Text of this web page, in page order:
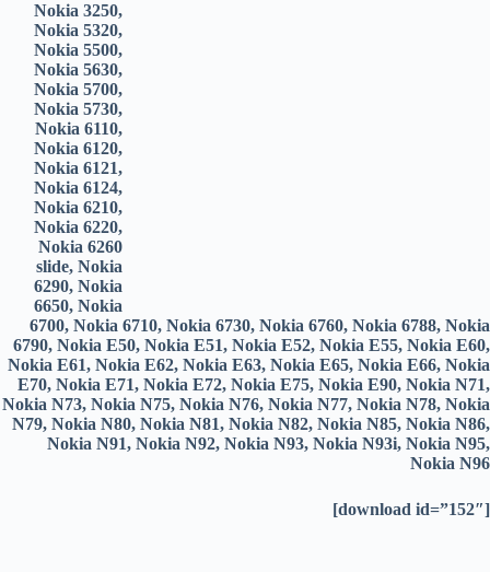
Nokia 3250,
Nokia 5320,
Nokia 5500,
Nokia 5630,
Nokia 5700,
Nokia 5730,
Nokia 6110,
Nokia 6120,
Nokia 6121,
Nokia 6124,
Nokia 6210,
Nokia 6220,
Nokia 6260
slide, Nokia
6290, Nokia
6650, Nokia
6700, Nokia 6710, Nokia 6730, Nokia 6760, Nokia 6788, Nokia
6790, Nokia E50, Nokia E51, Nokia E52, Nokia E55, Nokia E60,
Nokia E61, Nokia E62, Nokia E63, Nokia E65, Nokia E66, Nokia
E70, Nokia E71, Nokia E72, Nokia E75, Nokia E90, Nokia N71,
Nokia N73, Nokia N75, Nokia N76, Nokia N77, Nokia N78, Nokia
N79, Nokia N80, Nokia N81, Nokia N82, Nokia N85, Nokia N86,
Nokia N91, Nokia N92, Nokia N93, Nokia N93i, Nokia N95,
Nokia N96
[download id=”152″]